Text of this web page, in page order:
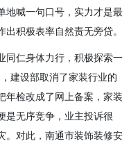
地喊一句口号，实力才是最
积极表率自然责无旁贷。
同仁身体力行，积极探索一
建设部取消了家装行业的
年检改成了网上备案，家装
是无序竞争，业主投诉很
。对此，南通市装饰装修安